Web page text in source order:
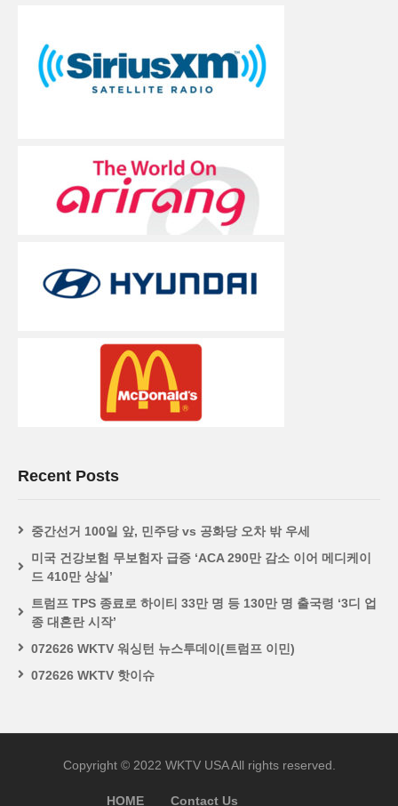
Recent Posts
중간선거 100일 앞, 민주당 vs 공화당 오차 밖 우세
미국 건강보험 무보험자 급증 ‘ACA 290만 감소 이어 메디케이
드 410만 상실’
트럼프 TPS 종료로 하이티 33만 명 등 130만 명 출국령 ‘3디 업
종 대혼란 시작’
072626 WKTV 워싱턴 뉴스투데이(트럼프 이민)
072626 WKTV 핫이슈
Copyright © 2022 WKTV USA All rights reserved.
HOME Contact Us